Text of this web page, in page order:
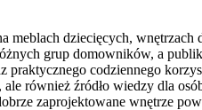
meblach dziecięcych,
grup domowników, a
praktycznego codziennego
również źródło wiedzy dla
zaprojektowane wnętrze